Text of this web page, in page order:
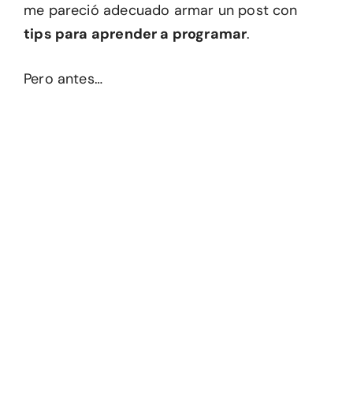
me pareció adecuado armar un post con
tips para aprender a programar.
Pero antes…